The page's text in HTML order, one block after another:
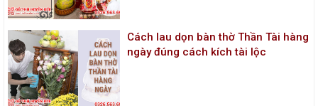
Cách lau dọn bàn thờ Thần Tài hàng
ngày đúng cách kích tài lộc